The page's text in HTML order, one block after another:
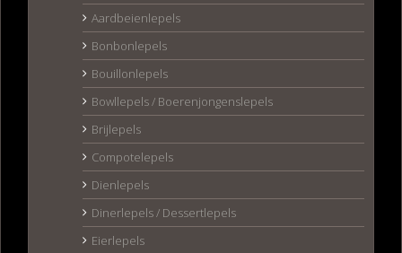
Aardbeienlepels
Bonbonlepels
Bouillonlepels
Bowllepels / Boerenjongenslepels
Brijlepels
Compotelepels
Dienlepels
Dinerlepels / Dessertlepels
Eierlepels